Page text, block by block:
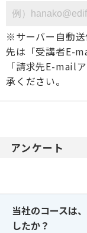
※サーバー自動
先は「受講者E-
「請求先E-mail
承ください。
アンケート
当社のコースは
したか？